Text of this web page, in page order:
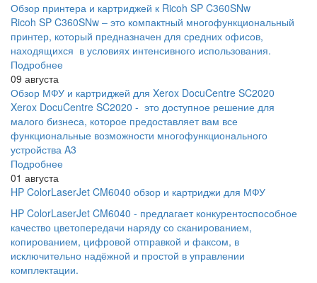
Обзор принтера и картриджей к Ricoh SP C360SNw
Ricoh SP C360SNw – это компактный многофункциональный
принтер, который предназначен для средних офисов,
находящихся в условиях интенсивного использования.
Подробнее
09 августа
Обзор МФУ и картриджей для Xerox DocuCentre SC2020
Xerox DocuCentre SC2020 - это доступное решение для
малого бизнеса, которое предоставляет вам все
функциональные возможности многофункционального
устройства A3
Подробнее
01 августа
HP ColorLaserJet CM6040 обзор и картриджи для МФУ
HP ColorLaserJet CM6040 - предлагает конкурентоспособное
качество цветопередачи наряду со сканированием,
копированием, цифровой отправкой и факсом, в
исключительно надёжной и простой в управлении
комплектации.